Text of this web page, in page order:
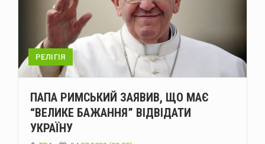
РЕЛІГІЯ
ПАПА РИМСЬКИЙ ЗАЯВИВ, ЩО МАЄ
“ВЕЛИКЕ БАЖАННЯ” ВІДВІДАТИ
УКРАЇНУ